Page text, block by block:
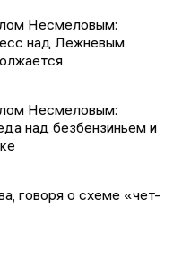
Несмеловым:
над Лежневым
Несмеловым:
над безбензиньем и
говоря о схеме «чет-